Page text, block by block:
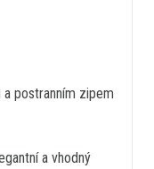
postranním zipem
a vhodný